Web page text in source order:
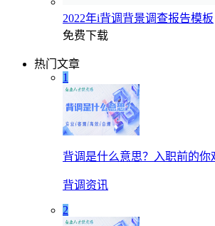
2022年i背调背景调查报告模板
免费下载
热门文章
1
背调是什么意思？入职前的
背调资讯
2